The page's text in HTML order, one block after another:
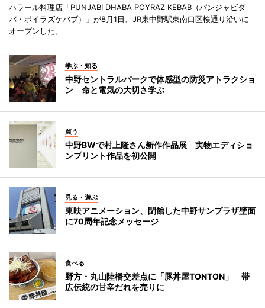
ハラール料理店「PUNJABI DHABA POYRAZ KEBAB（パンジャビダ
バ・ポイラズケバブ）」が8月1日、JR東中野駅東南口区検通り沿いに
オープンした。
学ぶ・知る
中野セントラルパークで体感型の防災アトラクショ
ン 命と電気の大切さ学ぶ
買う
中野BWで村上隆さん新作作品展 実物エディショ
ンプリント作品を初公開
見る・遊ぶ
東映アニメーション、閉館した中野サンプラザ壁面
に70周年記念メッセージ
食べる
野方・丸山陸橋交差点に「豚丼屋TONTON」 帯
広伝統の甘辛だれを売りに